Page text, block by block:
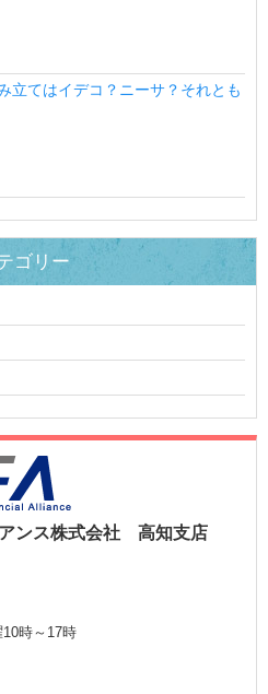
立てはイデコ？ニーサ？それとも
ゴリー
ンス株式会社 高知支店
時～17時